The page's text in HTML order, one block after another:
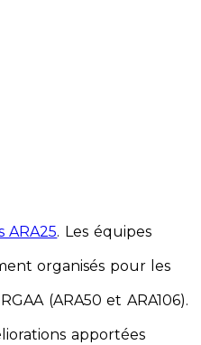
ARA25. Les équipes
organisés pour les
(ARA50 et ARA106).
apportées